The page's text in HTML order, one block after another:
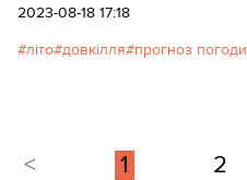
2023-08-18 17:18
літо довкілля прогноз погоди
< 1 2